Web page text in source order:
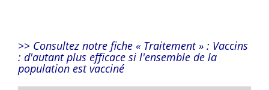
>> Consultez notre fiche « Traitement » : Vaccins
: d'autant plus efficace si l'ensemble de la
population est vacciné